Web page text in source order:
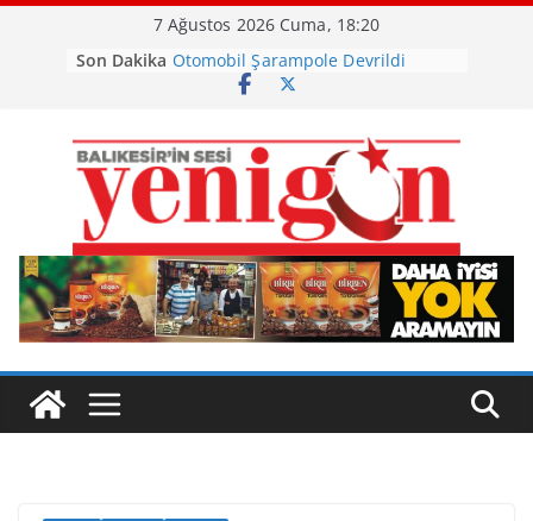
Skip
7 Ağustos 2026 Cuma, 18:20
Son Dakika Otomobil Şarampole Devrildi
Büyükşehir’den Kepsut’a Yatırım
Burhaniye’de Ot Yangını
Havran Siyah İncirinde Hasat
Başladı